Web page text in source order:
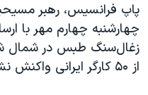
دادگاه حمید نوری
چهل سال گروگان‌گیری
قانون شفافیت دارائی کادر
پاپ فرانسیس، رهبر
چهارشنبه چهارم مهر با
زغال‌سنگ طبس در شمال
از ۵۰ کارگر ایرانی واکنش نشان داد.